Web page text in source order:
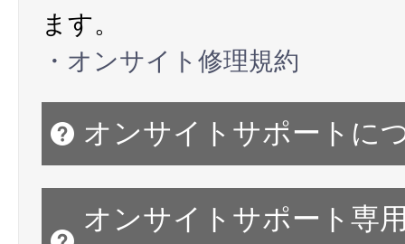
ます。
・オンサイト修理規約
オンサイトサポートに
オンサイトサポート専